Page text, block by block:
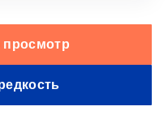
просмотр